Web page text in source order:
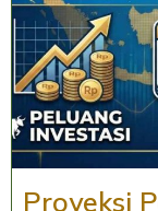
Proyeksi